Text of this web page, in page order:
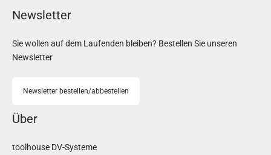
Newsletter
Sie wollen auf dem Laufenden bleiben? Bestellen Sie unseren
Newsletter
Newsletter bestellen/abbestellen
Über
toolhouse DV-Systeme